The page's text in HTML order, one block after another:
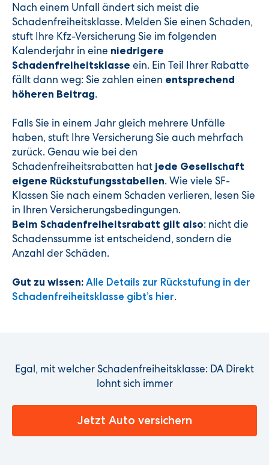
Nach einem Unfall ändert sich meist die
Schadenfreiheitsklasse. Melden Sie einen Schaden,
stuft Ihre Kfz-Versicherung Sie im folgenden
Kalenderjahr in eine niedrigere
Schadenfreiheitsklasse ein. Ein Teil Ihrer Rabatte
fällt dann weg: Sie zahlen einen entsprechend
höheren Beitrag.
Falls Sie in einem Jahr gleich mehrere Unfälle
haben, stuft Ihre Versicherung Sie auch mehrfach
zurück. Genau wie bei den
Schadenfreiheitsrabatten hat jede Gesellschaft
eigene Rückstufungsstabellen. Wie viele SF-
Klassen Sie nach einem Schaden verlieren, lesen Sie
in Ihren Versicherungsbedingungen.
Beim Schadenfreiheitsrabatt gilt also: nicht die
Schadenssumme ist entscheidend, sondern die
Anzahl der Schäden.
Gut zu wissen: Alle Details zur Rückstufung in der
Schadenfreiheitsklasse gibt’s hier.
Egal, mit welcher Schadenfreiheitsklasse: DA Direkt
lohnt sich immer
Jetzt Auto versichern